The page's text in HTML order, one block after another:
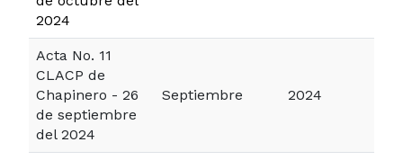
2024
Acta No. 11
CLACP de
Chapinero - 26
de septiembre
del 2024
Septiembre 2024